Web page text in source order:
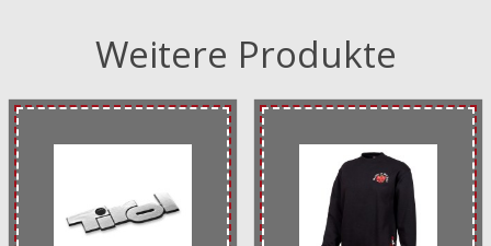
Weitere Produkte